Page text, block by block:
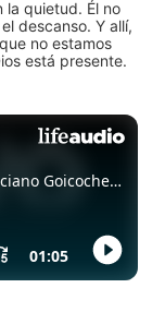
la quietud. Él no
descanso. Y allí,
no estamos
está presente.